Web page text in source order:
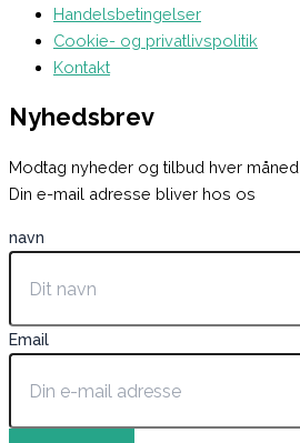
Handelsbetingelser
Cookie- og privatlivspolitik
Kontakt
Nyhedsbrev
Modtag nyheder og tilbud hver måned
Din e-mail adresse bliver hos os
navn
Email